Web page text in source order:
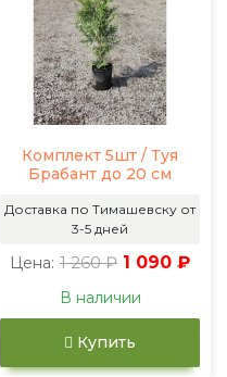
Комплект 5шт / Туя
Брабант до 20 см
Доставка по Тимашевску от
3-5 дней
Цена: 1 260 ₽ 1 090 ₽
В наличии
Купить